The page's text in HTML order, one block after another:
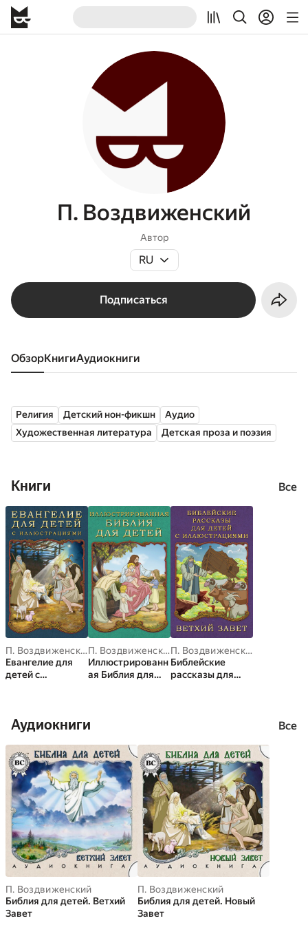
П. Воздвиженский
Автор
RU
Подписаться
Обзор книги аудиокниги
Религия Детский нон-фикшн
Аудио
Художественная литература
Детская проза и поэзия
Книги Все
П. Воздвиженский
Евангелие для
детей с
П. Воздвиженский
Иллюстрированн
ая Библия для
П. Воздвиженский
Библейские
рассказы для
Аудиокниги Все
П. Воздвиженский
Библия для детей. Ветхий
Завет
П. Воздвиженский
Библия для детей. Новый
Завет